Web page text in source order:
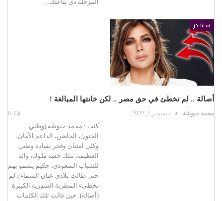
المرحلة دى بتاعتك…
سلايدر
أصالة .. لم تخطئ في حق مصر .. لكن خانتها المبالغة !
محمد حبوشة ديسمبر 1, 2022
كتب : محمد حبوشة (وطني
الحنون، الحاضن، الداعم الأمان،
وكلي امتنان وفخر بقيادة وطني
العظيمة، ملك حفيد ملوك، والد
للشباب السعودي، حكيم يسمو بهم
حتى طالت بلادي عنان السماء). لم
تخطىء المطربة السورية الكبيرة
(أصالة)، حين قالت تلك الكلمات